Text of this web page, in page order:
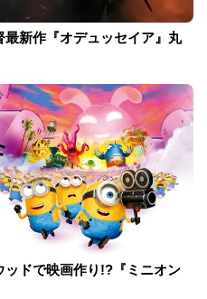
新作『オデュッセイア』丸
ッドで映画作り!?『ミニオン